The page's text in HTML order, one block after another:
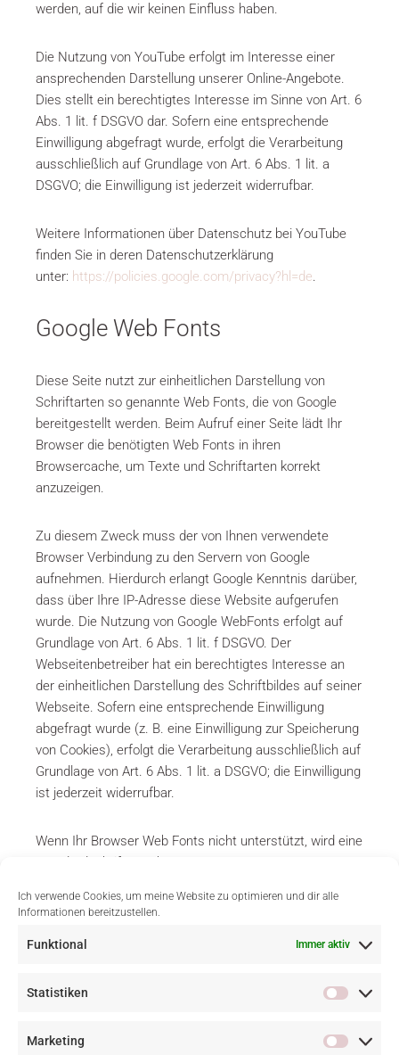
Ich verwende Cookies, um meine Website zu optimieren und dir alle
Informationen bereitzustellen.
Funktional Immer aktiv
Statistiken
Marketing
werden, auf die wir keinen Einfluss haben.
Die Nutzung von YouTube erfolgt im Interesse einer
ansprechenden Darstellung unserer Online-Angebote.
Dies stellt ein berechtigtes Interesse im Sinne von Art. 6
Abs. 1 lit. f DSGVO dar. Sofern eine entsprechende
Einwilligung abgefragt wurde, erfolgt die Verarbeitung
ausschließlich auf Grundlage von Art. 6 Abs. 1 lit. a
DSGVO; die Einwilligung ist jederzeit widerrufbar.
Weitere Informationen über Datenschutz bei YouTube
finden Sie in deren Datenschutzerklärung
unter: https://policies.google.com/privacy?hl=de.
Google Web Fonts
Diese Seite nutzt zur einheitlichen Darstellung von
Schriftarten so genannte Web Fonts, die von Google
bereitgestellt werden. Beim Aufruf einer Seite lädt Ihr
Browser die benötigten Web Fonts in ihren
Browsercache, um Texte und Schriftarten korrekt
anzuzeigen.
Zu diesem Zweck muss der von Ihnen verwendete
Browser Verbindung zu den Servern von Google
aufnehmen. Hierdurch erlangt Google Kenntnis darüber,
dass über Ihre IP-Adresse diese Website aufgerufen
wurde. Die Nutzung von Google WebFonts erfolgt auf
Grundlage von Art. 6 Abs. 1 lit. f DSGVO. Der
Webseitenbetreiber hat ein berechtigtes Interesse an
der einheitlichen Darstellung des Schriftbildes auf seiner
Webseite. Sofern eine entsprechende Einwilligung
abgefragt wurde (z. B. eine Einwilligung zur Speicherung
von Cookies), erfolgt die Verarbeitung ausschließlich auf
Grundlage von Art. 6 Abs. 1 lit. a DSGVO; die Einwilligung
ist jederzeit widerrufbar.
Wenn Ihr Browser Web Fonts nicht unterstützt, wird eine
Standardschrift von Ihrem Computer genutzt.
Weitere Informationen zu Google Web Fonts finden Sie
der Datenschutzerklärung von
datenschutzerklaerung.html